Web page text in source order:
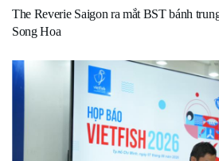
The Reverie Saigon ra mắt BST bánh
Song Hoa